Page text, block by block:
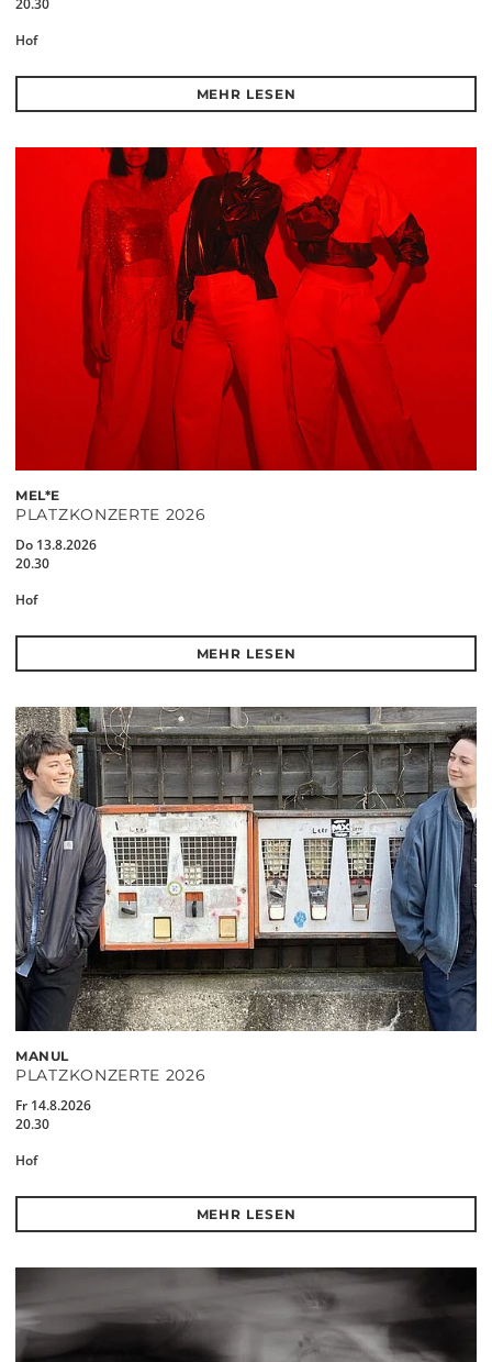
Hof
MEHR LESEN
MEL*E
PLATZKONZERTE 2026
Do 13.8.2026
20.30
Hof
MEHR LESEN
MANUL
PLATZKONZERTE 2026
Fr 14.8.2026
20.30
Hof
MEHR LESEN